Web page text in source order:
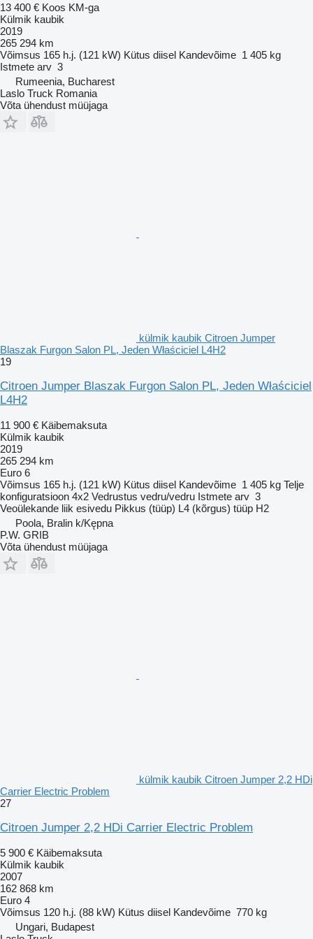
13 400 € Koos KM-ga
Külmik kaubik
2019
265 294 km
Võimsus 165 h.j. (121 kW) Kütus diisel Kandevõime 1 405 kg
Istmete arv 3
Rumeenia, Bucharest
Laslo Truck Romania
Võta ühendust müüjaga
külmik kaubik Citroen Jumper
Blaszak Furgon Salon PL, Jeden Właściciel L4H2
19
Citroen Jumper Blaszak Furgon Salon PL, Jeden Właściciel
L4H2
11 900 € Käibemaksuta
Külmik kaubik
2019
265 294 km
Euro 6
Võimsus 165 h.j. (121 kW) Kütus diisel Kandevõime 1 405 kg Telje
konfiguratsioon 4x2 Vedrustus vedru/vedru Istmete arv 3
Veoülekande liik esivedu Pikkus (tüüp) L4 (kõrgus) tüüp H2
Poola, Bralin k/Kępna
P.W. GRIB
Võta ühendust müüjaga
külmik kaubik Citroen Jumper 2,2 HDi
Carrier Electric Problem
27
Citroen Jumper 2,2 HDi Carrier Electric Problem
5 900 € Käibemaksuta
Külmik kaubik
2007
162 868 km
Euro 4
Võimsus 120 h.j. (88 kW) Kütus diisel Kandevõime 770 kg
Ungari, Budapest